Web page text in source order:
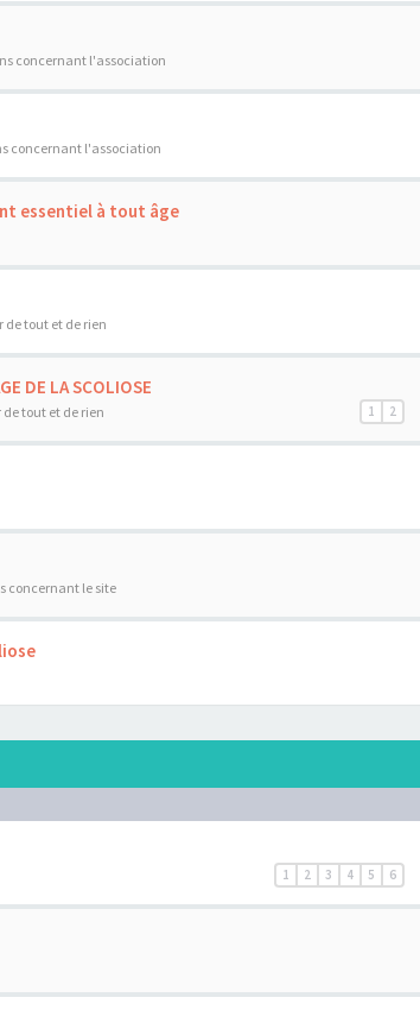
concernant l'association
concernant l'association
essentiel à tout âge
de tout et de rien
DE LA SCOLIOSE
1 2
de tout et de rien
concernant le site
1 2 3 4 5 6